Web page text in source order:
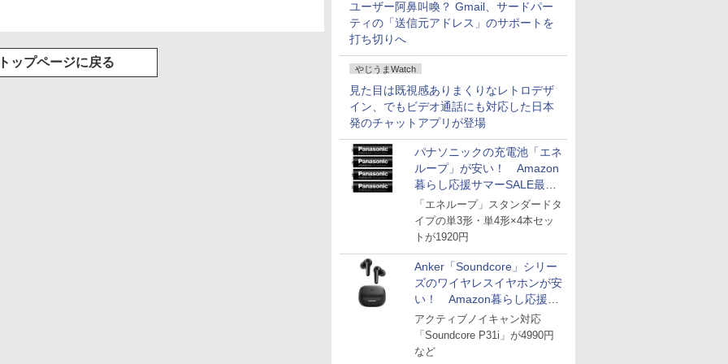
ユーザー阿鼻叫喚？ Gmail、サードパー
ティの「送信元アドレス」のサポートを
打ち切りへ
やじうまWatch
見た目は既視感ありまくりなレトロデザ
イン、でもビデオ通話にも対応した日本
発のチャットアプリが登場
パナソニックの充電池「エネ
ループ」が安い！ Amazon
暮らし応援サマーSALE最終
日
「エネループ」スタンダードタ
イプの単3形・単4形×4本セッ
トが1920円
Anker「Soundcore」シリー
ズのワイヤレスイヤホンが安
い！ Amazon暮らし応援サ
マーSALE
アクティブノイキャン対応
「Soundcore P31i」が4990円
など
トップページに戻る